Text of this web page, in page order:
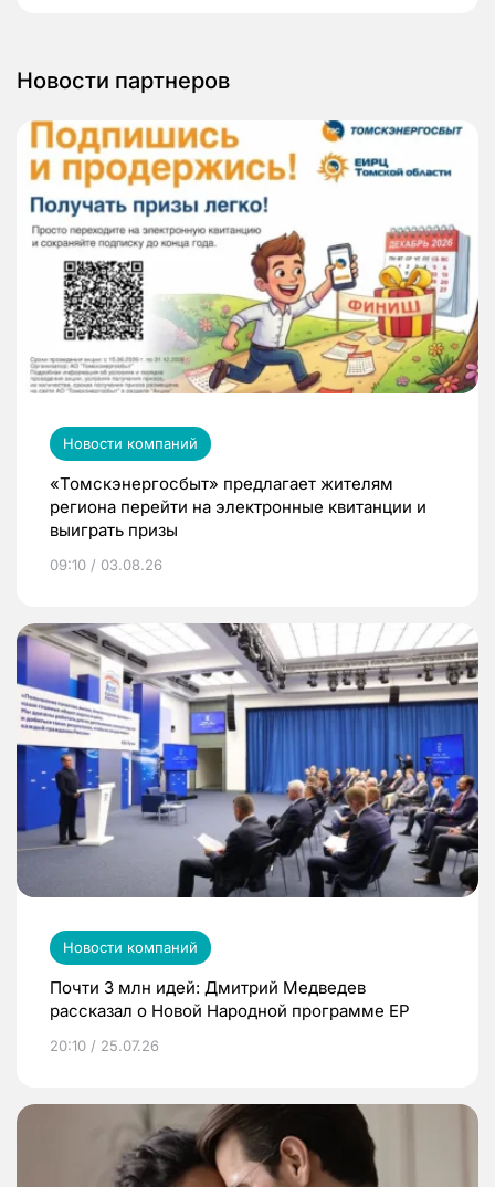
Новости партнеров
Новости компаний
«Томскэнергосбыт» предлагает жителям
региона перейти на электронные квитанции и
выиграть призы
09:10 / 03.08.26
Новости компаний
Почти 3 млн идей: Дмитрий Медведев
рассказал о Новой Народной программе ЕР
20:10 / 25.07.26